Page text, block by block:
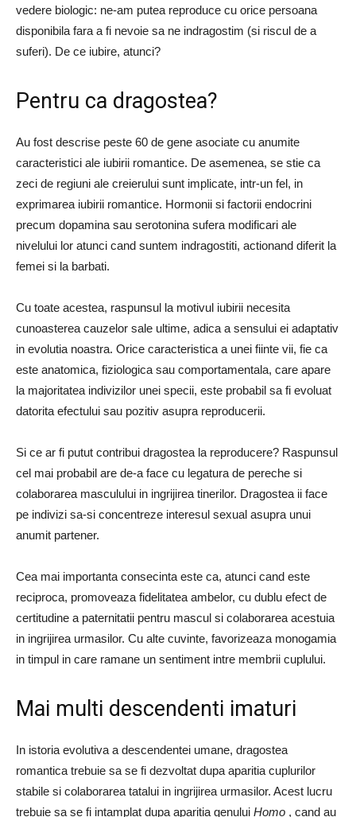
vedere biologic: ne-am putea reproduce cu orice persoana
disponibila fara a fi nevoie sa ne indragostim (si riscul de a
suferi). De ce iubire, atunci?
Pentru ca dragostea?
Au fost descrise peste 60 de gene asociate cu anumite
caracteristici ale iubirii romantice. De asemenea, se stie ca
zeci de regiuni ale creierului sunt implicate, intr-un fel, in
exprimarea iubirii romantice. Hormonii si factorii endocrini
precum dopamina sau serotonina sufera modificari ale
nivelului lor atunci cand suntem indragostiti, actionand diferit la
femei si la barbati.
Cu toate acestea, raspunsul la motivul iubirii necesita
cunoasterea cauzelor sale ultime, adica a sensului ei adaptativ
in evolutia noastra. Orice caracteristica a unei fiinte vii, fie ca
este anatomica, fiziologica sau comportamentala, care apare
la majoritatea indivizilor unei specii, este probabil sa fi evoluat
datorita efectului sau pozitiv asupra reproducerii.
Si ce ar fi putut contribui dragostea la reproducere? Raspunsul
cel mai probabil are de-a face cu legatura de pereche si
colaborarea masculului in ingrijirea tinerilor. Dragostea ii face
pe indivizi sa-si concentreze interesul sexual asupra unui
anumit partener.
Cea mai importanta consecinta este ca, atunci cand este
reciproca, promoveaza fidelitatea ambelor, cu dublu efect de
certitudine a paternitatii pentru mascul si colaborarea acestuia
in ingrijirea urmasilor. Cu alte cuvinte, favorizeaza monogamia
in timpul in care ramane un sentiment intre membrii cuplului.
Mai multi descendenti imaturi
In istoria evolutiva a descendentei umane, dragostea
romantica trebuie sa se fi dezvoltat dupa aparitia cuplurilor
stabile si colaborarea tatalui in ingrijirea urmasilor. Acest lucru
trebuie sa se fi intamplat dupa aparitia genului Homo , cand au